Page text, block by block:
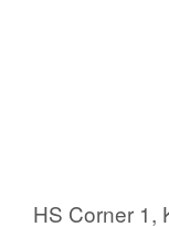
HS Corner 1,